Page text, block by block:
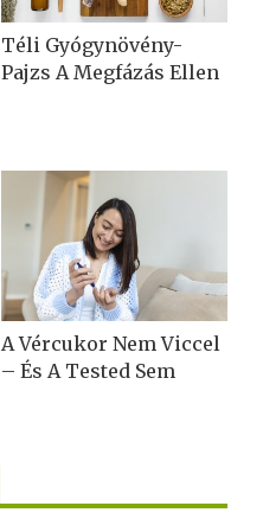
Téli Gyógynövény-
Pajzs A Megfázás Ellen
A Vércukor Nem Viccel
– És A Tested Sem